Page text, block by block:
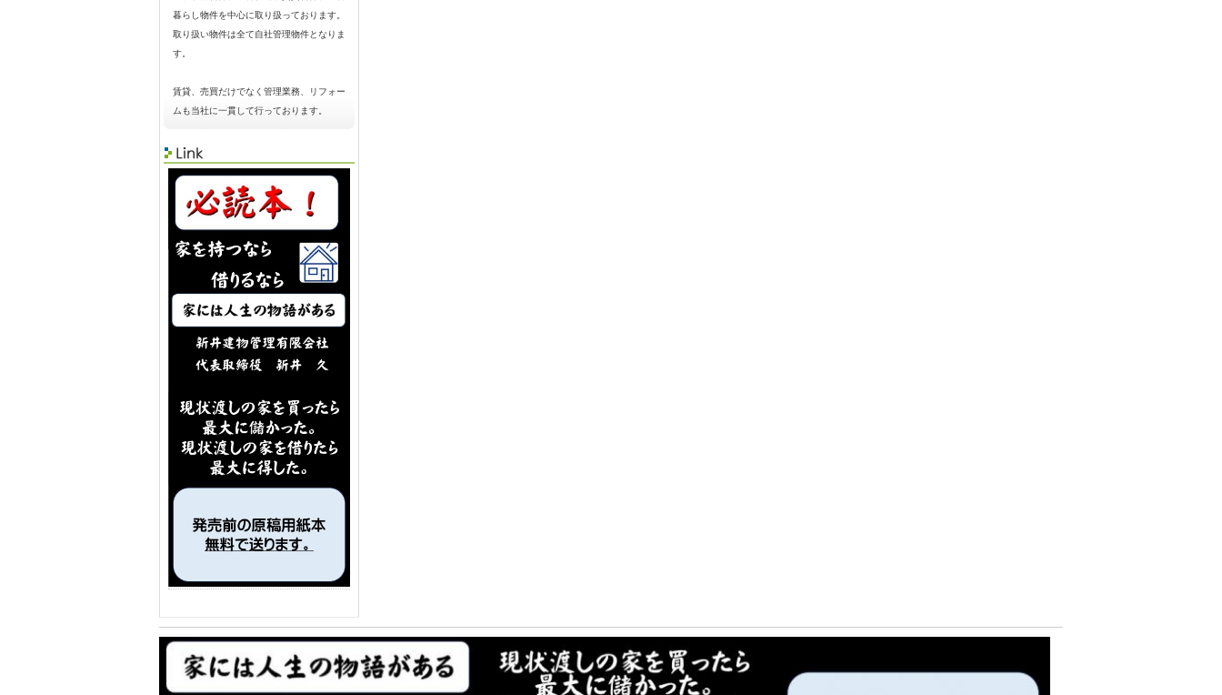
暮らし物件を中心に取り扱っております。
取り扱い物件は全て自社管理物件となりま
す。
賃貸、売買だけでなく管理業務、リフォー
ムも当社に一貫して行っております。